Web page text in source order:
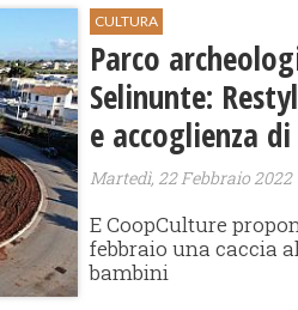
CULTURA
Parco
Selinunte:
e accoglienza
Martedì, 22 Febbraio 2022
E CoopCulture
febbraio una caccia
bambini